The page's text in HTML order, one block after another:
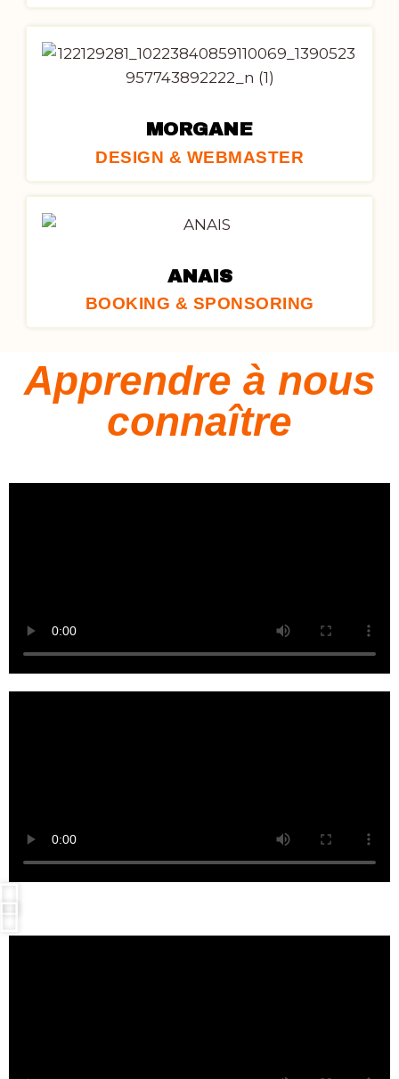
MORGANE
DESIGN & WEBMASTER
ANAIS
BOOKING & SPONSORING
Apprendre à nous
connaître